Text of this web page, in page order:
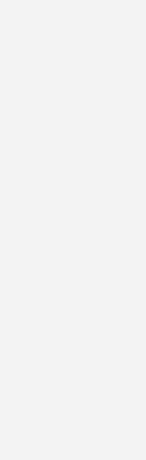
Wert einer
und auch für die